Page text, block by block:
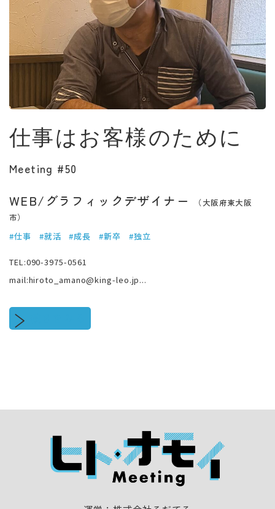
仕事はお客様のために
Meeting #50
WEB/グラフィックデザイナー
（大阪府東大阪
市）
#仕事 #就活 #成長 #新卒 #独立
TEL:090-3975-0561
mail:hiroto_amano@king-leo.jp...